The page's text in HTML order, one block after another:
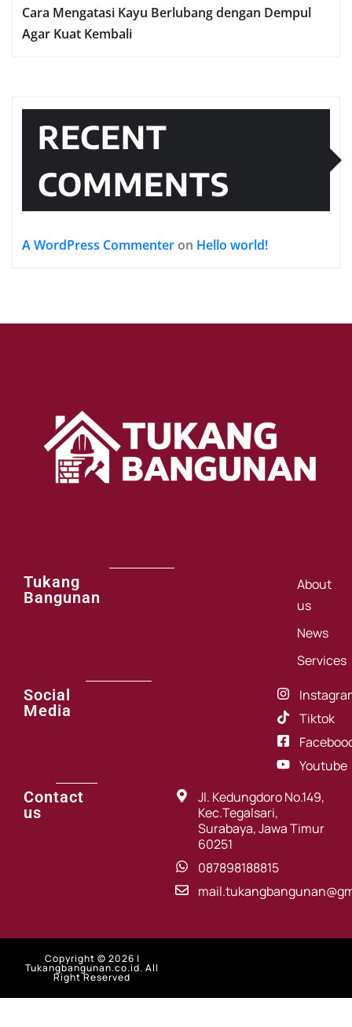
Cara Mengatasi Kayu Berlubang dengan Dempul
Agar Kuat Kembali
RECENT
COMMENTS
A WordPress Commenter on Hello world!
Tukang
Bangunan
About
us
News
Services
Social
Media
Tiktok
Youtube
Contact
us
Jl. Kedungdoro No.149,
Kec.Tegalsari,
Surabaya, Jawa Timur
60251
087898188815
Copyright © 2026 |
Tukangbangunan.co.id. All
Right Reserved